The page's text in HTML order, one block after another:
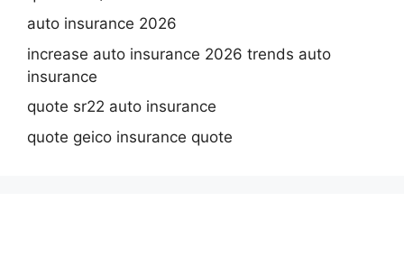
auto insurance 2026
increase auto insurance 2026 trends auto
insurance
quote sr22 auto insurance
quote geico insurance quote